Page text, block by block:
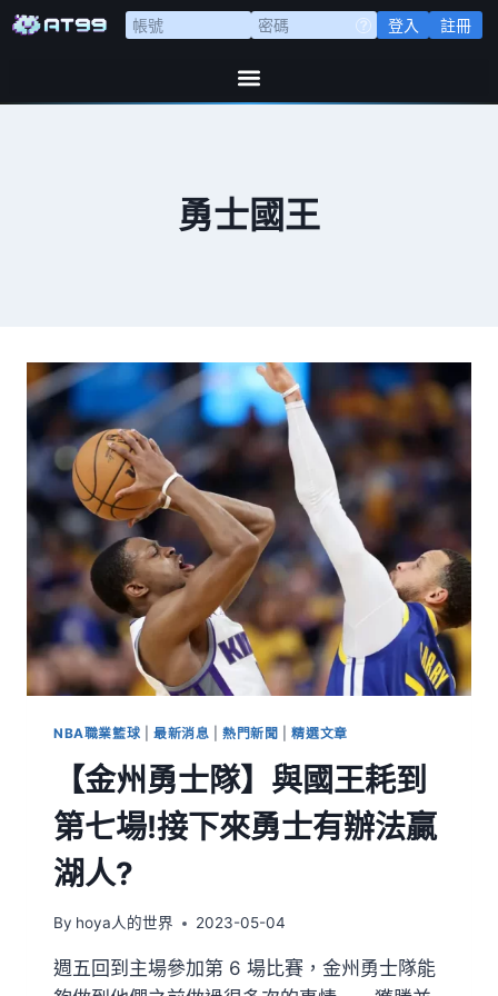
登入 註冊
勇士國王
NBA職業籃球 最新消息 |熱門新聞 |精選文章
【金州勇士隊】與國王耗到
第七場!接下來勇士有辦法贏
湖人?
By hoya人的世界 2023-05-04
週五回到主場參加第 6 場比賽，金州勇士隊能